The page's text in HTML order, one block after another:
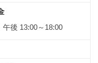
後 13:00～18:00